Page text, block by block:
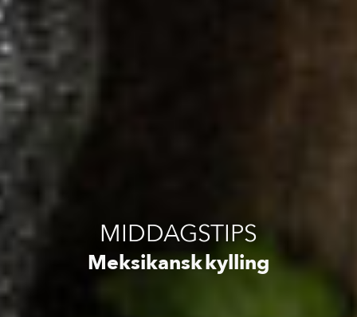
MIDDAGSTIPS
Meksikansk kylling